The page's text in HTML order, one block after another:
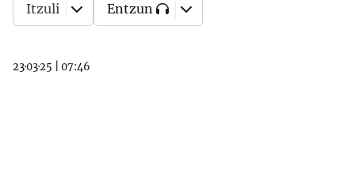
23·03·25 07:46
Itzuli Entzun